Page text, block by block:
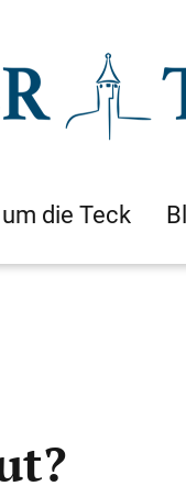
die Teck